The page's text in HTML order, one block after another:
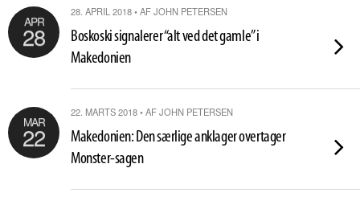
APR
28
28. APRIL 2018 • AF JOHN PETERSEN
Boskoski signalerer “alt ved det gamle” i
Makedonien
MAR
22
22. MARTS 2018 • AF JOHN PETERSEN
Makedonien: Den særlige anklager overtager
Monster-sagen